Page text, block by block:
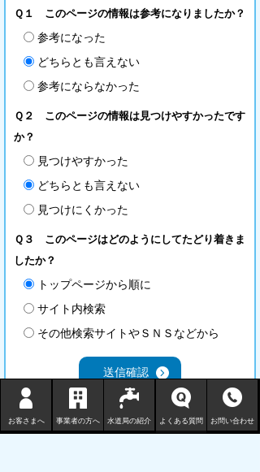
お客さまへ 事業者の方へ 水道局の紹介 よくある質問 お問い合わせ
Ｑ１ このページの情報は参考になりましたか？
参考になった
どちらとも言えない
参考にならなかった
Ｑ２ このページの情報は見つけやすかったです
か？
見つけやすかった
どちらとも言えない
見つけにくかった
Ｑ３ このページはどのようにしてたどり着きま
したか？
トップページから順に
サイト内検索
その他検索サイトやＳＮＳなどから